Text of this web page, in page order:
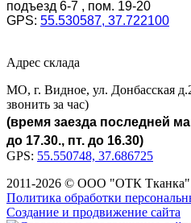
подъезд 6-7 , пом. 19-20
GPS: 55.530587, 37.722100
Адрес склада
МО, г. Видное, ул. Донбасская
звонить за час)
(время заезда последней
до 17.30., пт. до 16.30)
GPS: 55.550748, 37.686725
2011-2026 © ООО "ОТК
Политика обработки
Создание и продвижение сайта